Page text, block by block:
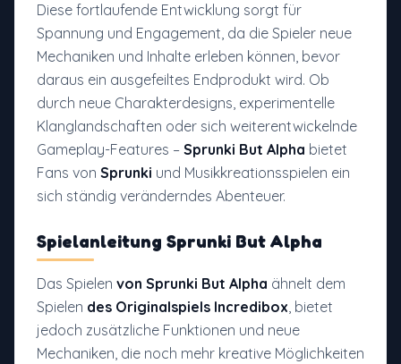
Diese fortlaufende Entwicklung sorgt für
Spannung und Engagement, da die Spieler neue
Mechaniken und Inhalte erleben können, bevor
daraus ein ausgefeiltes Endprodukt wird. Ob
durch neue Charakterdesigns, experimentelle
Klanglandschaften oder sich weiterentwickelnde
Gameplay-Features – Sprunki But Alpha bietet
Fans von Sprunki und Musikkreationsspielen ein
sich ständig veränderndes Abenteuer.
Spielanleitung Sprunki But Alpha
Das Spielen von Sprunki But Alpha ähnelt dem
Spielen des Originalspiels Incredibox, bietet
jedoch zusätzliche Funktionen und neue
Mechaniken, die noch mehr kreative Möglichkeiten